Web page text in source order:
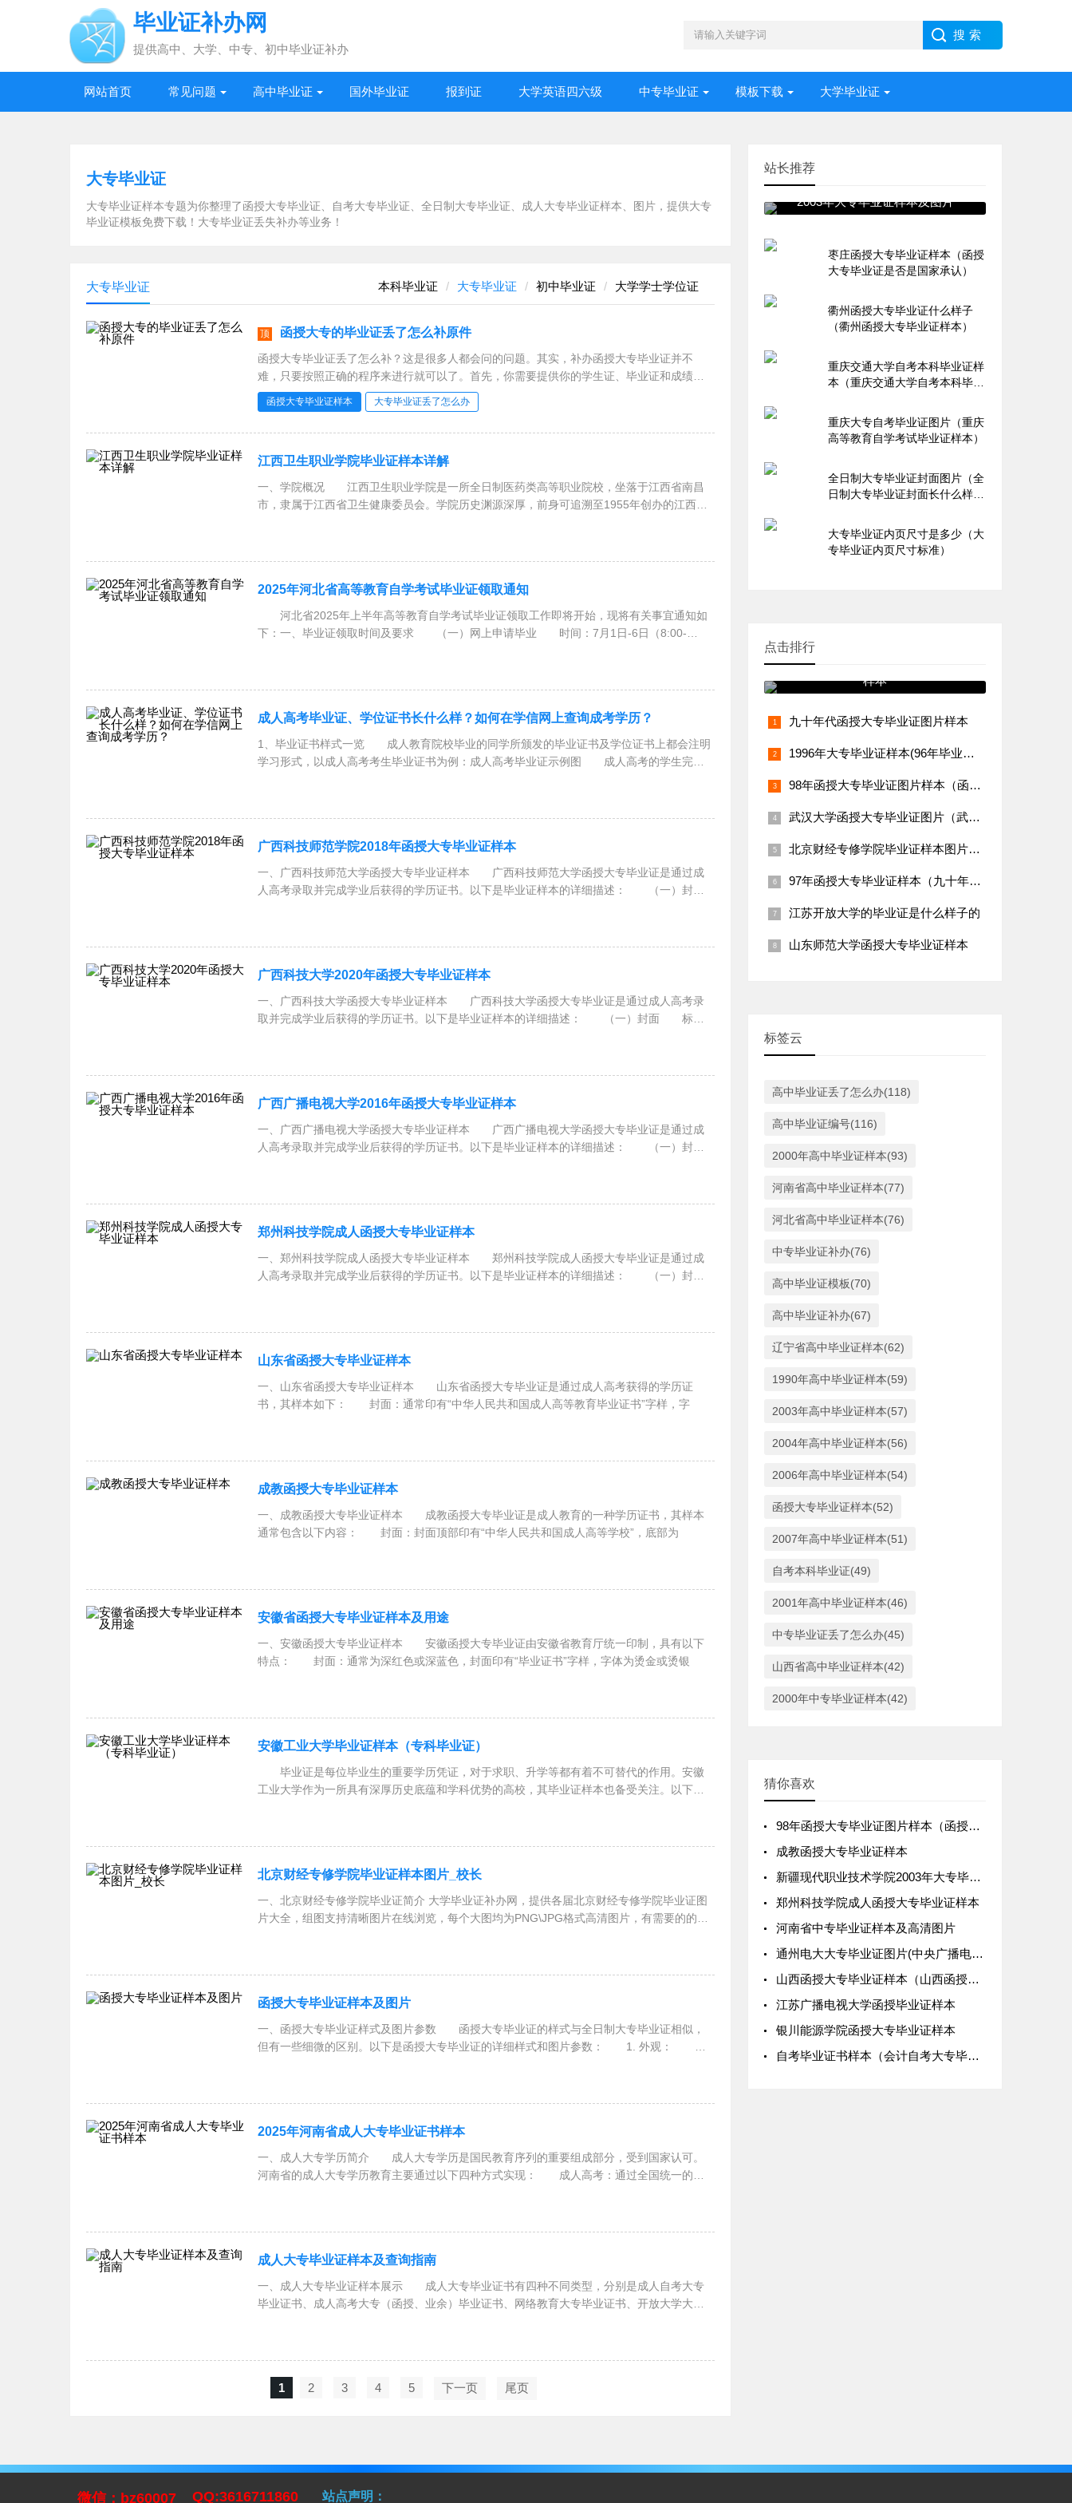
毕业证补办网
提供高中、大学、中专、初中毕业证补办
网站首页 常见问题 高中毕业证 国外毕业证 报到证 大学英语四六级 中专毕业证 模板下载 大学毕业证
大专毕业证
大专毕业证样本专题为你整理了函授大专毕业证、自考大专毕业证、全日制大专毕业证、成人大专毕业证样本、图片，提供大专
毕业证模板免费下载！大专毕业证丢失补办等业务！
本科毕业证 大专毕业证 初中毕业证 大学学士学位证
大专毕业证
顶 函授大专的毕业证丢了怎么补原件
函授大专毕业证丢了怎么补？这是很多人都会问的问题。其实，补办函授大专毕业证并不
难，只要按照正确的程序来进行就可以了。首先，你需要提供你的学生证、毕业证和成绩单
的
函授大专毕业证样本 大专毕业证丢了怎么办
江西卫生职业学院毕业证样本详解
一、学院概况 江西卫生职业学院是一所全日制医药类高等职业院校，坐落于江西省南昌
市，隶属于江西省卫生健康委员会。学院历史渊源深厚，前身可追溯至1955年创办的江西省
2025年河北省高等教育自学考试毕业证领取通知
河北省2025年上半年高等教育自学考试毕业证领取工作即将开始，现将有关事宜通知如
下：一、毕业证领取时间及要求 （一）网上申请毕业 时间：7月1日-6日（8:00-
成人高考毕业证、学位证书长什么样？如何在学信网上查询成考学历？
1、毕业证书样式一览 成人教育院校毕业的同学所颁发的毕业证书及学位证书上都会注明
学习形式，以成人高考考生毕业证书为例：成人高考毕业证示例图 成人高考的学生完成
广西科技师范学院2018年函授大专毕业证样本
一、广西科技师范大学函授大专毕业证样本 广西科技师范大学函授大专毕业证是通过成
人高考录取并完成学业后获得的学历证书。以下是毕业证样本的详细描述： （一）封
广西科技大学2020年函授大专毕业证样本
一、广西科技大学函授大专毕业证样本 广西科技大学函授大专毕业证是通过成人高考录
取并完成学业后获得的学历证书。以下是毕业证样本的详细描述： （一）封面 标
广西广播电视大学2016年函授大专毕业证样本
一、广西广播电视大学函授大专毕业证样本 广西广播电视大学函授大专毕业证是通过成
人高考录取并完成学业后获得的学历证书。以下是毕业证样本的详细描述： （一）封
郑州科技学院成人函授大专毕业证样本
一、郑州科技学院成人函授大专毕业证样本 郑州科技学院成人函授大专毕业证是通过成
人高考录取并完成学业后获得的学历证书。以下是毕业证样本的详细描述： （一）封
山东省函授大专毕业证样本
一、山东省函授大专毕业证样本 山东省函授大专毕业证是通过成人高考获得的学历证
书，其样本如下： 封面：通常印有“中华人民共和国成人高等教育毕业证书”字样，字
成教函授大专毕业证样本
一、成教函授大专毕业证样本 成教函授大专毕业证是成人教育的一种学历证书，其样本
通常包含以下内容： 封面：封面顶部印有“中华人民共和国成人高等学校”，底部为
安徽省函授大专毕业证样本及用途
一、安徽函授大专毕业证样本 安徽函授大专毕业证由安徽省教育厅统一印制，具有以下
特点： 封面：通常为深红色或深蓝色，封面印有“毕业证书”字样，字体为烫金或烫银
安徽工业大学毕业证样本（专科毕业证）
毕业证是每位毕业生的重要学历凭证，对于求职、升学等都有着不可替代的作用。安徽
工业大学作为一所具有深厚历史底蕴和学科优势的高校，其毕业证样本也备受关注。以下是
北京财经专修学院毕业证样本图片_校长
一、北京财经专修学院毕业证简介 大学毕业证补办网，提供各届北京财经专修学院毕业证图
片大全，组图支持清晰图片在线浏览，每个大图均为PNG\JPG格式高清图片，有需要的的朋
函授大专毕业证样本及图片
一、函授大专毕业证样式及图片参数 函授大专毕业证的样式与全日制大专毕业证相似，
但有一些细微的区别。以下是函授大专毕业证的详细样式和图片参数： 1. 外观： 颜
2025年河南省成人大专毕业证书样本
一、成人大专学历简介 成人大专学历是国民教育序列的重要组成部分，受到国家认可。
河南省的成人大专学历教育主要通过以下四种方式实现： 成人高考：通过全国统一的成
成人大专毕业证样本及查询指南
一、成人大专毕业证样本展示 成人大专毕业证书有四种不同类型，分别是成人自考大专
毕业证书、成人高考大专（函授、业余）毕业证书、网络教育大专毕业证书、开放大学大专
1 2 3 4 5 下一页 尾页
站长推荐
2003年大专毕业证样本及图片
枣庄函授大专毕业证样本（函授
大专毕业证是否是国家承认）
衢州函授大专毕业证什么样子
（衢州函授大专毕业证样本）
重庆交通大学自考本科毕业证样
本（重庆交通大学自考本科毕业
重庆大专自考毕业证图片（重庆
高等教育自学考试毕业证样本）
全日制大专毕业证封面图片（全
日制大专毕业证封面长什么样
大专毕业证内页尺寸是多少（大
专毕业证内页尺寸标准）
点击排行
九十年代函授大专毕业证图片
样本
九十年代函授大专毕业证图片样本
1996年大专毕业证样本(96年毕业证原版图片)
98年函授大专毕业证图片样本（函授大专国家承认吗）
武汉大学函授大专毕业证图片（武汉大学毕业证样本）
北京财经专修学院毕业证样本图片_校长
97年函授大专毕业证样本（九十年代函授大专毕业证图片）
江苏开放大学的毕业证是什么样子的
山东师范大学函授大专毕业证样本
标签云
高中毕业证丢了怎么办(118)
高中毕业证编号(116)
2000年高中毕业证样本(93)
河南省高中毕业证样本(77)
河北省高中毕业证样本(76)
中专毕业证补办(76)
高中毕业证模板(70)
高中毕业证补办(67)
辽宁省高中毕业证样本(62)
1990年高中毕业证样本(59)
2003年高中毕业证样本(57)
2004年高中毕业证样本(56)
2006年高中毕业证样本(54)
函授大专毕业证样本(52)
2007年高中毕业证样本(51)
自考本科毕业证(49)
2001年高中毕业证样本(46)
中专毕业证丢了怎么办(45)
山西省高中毕业证样本(42)
2000年中专毕业证样本(42)
猜你喜欢
98年函授大专毕业证图片样本（函授大专国家承认吗）
成教函授大专毕业证样本
新疆现代职业技术学院2003年大专毕业证样本及补办
郑州科技学院成人函授大专毕业证样本
河南省中专毕业证样本及高清图片
通州电大大专毕业证图片(中央广播电视大学毕业证样本)
山西函授大专毕业证样本（山西函授大专有哪些学校）
江苏广播电视大学函授毕业证样本
银川能源学院函授大专毕业证样本
自考毕业证书样本（会计自考大专毕业证图片）
微信：bz60007 QQ:3616711860 站点声明：